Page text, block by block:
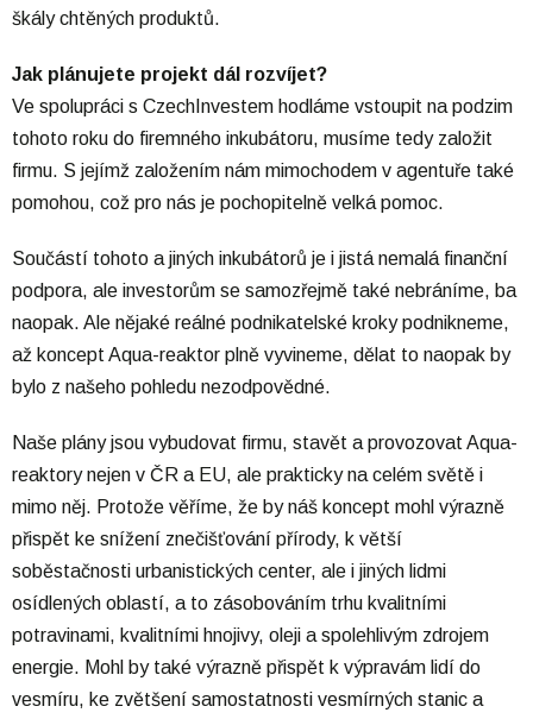
škály chtěných produktů.
Jak plánujete projekt dál rozvíjet?
Ve spolupráci s CzechInvestem hodláme vstoupit na podzim
tohoto roku do firemného inkubátoru, musíme tedy založit
firmu. S jejímž založením nám mimochodem v agentuře také
pomohou, což pro nás je pochopitelně velká pomoc.
Součástí tohoto a jiných inkubátorů je i jistá nemalá finanční
podpora, ale investorům se samozřejmě také nebráníme, ba
naopak. Ale nějaké reálné podnikatelské kroky podnikneme,
až koncept Aqua-reaktor plně vyvineme, dělat to naopak by
bylo z našeho pohledu nezodpovědné.
Naše plány jsou vybudovat firmu, stavět a provozovat Aqua-
reaktory nejen v ČR a EU, ale prakticky na celém světě i
mimo něj. Protože věříme, že by náš koncept mohl výrazně
přispět ke snížení znečišťování přírody, k větší
soběstačnosti urbanistických center, ale i jiných lidmi
osídlených oblastí, a to zásobováním trhu kvalitními
potravinami, kvalitními hnojivy, oleji a spolehlivým zdrojem
energie. Mohl by také výrazně přispět k výpravám lidí do
vesmíru, ke zvětšení samostatnosti vesmírných stanic a